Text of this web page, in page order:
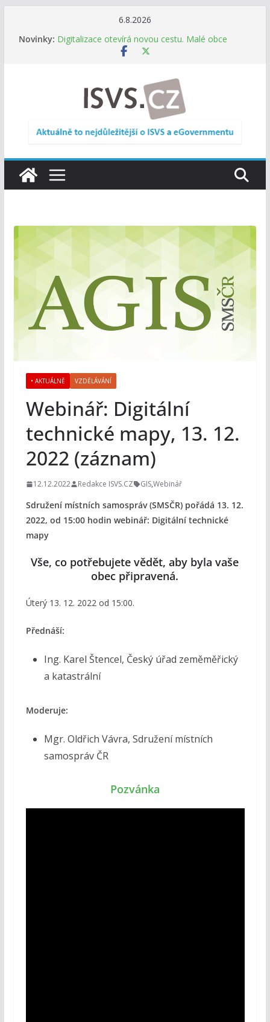
6.8.2026
Novinky: novou mobilní aplikaci
Digitalizace otevírá novou cestu. Malé obce
DIA: Stát poprvé v historii zapojuje širokou
veřejnost do testování digitálních služeb
DIA: Informační systém dlouhodobého řízení
(ISDŘ) je od července v plném provozu
RVIS – Výbor pro architekturu a řízení ICT
zveřejnil materiály z nového jednání
• AKTUÁLNĚ VZDĚLÁVÁNÍ
Webinář: Digitální
technické mapy, 13. 12.
2022 (záznam)
12.12.2022 Redakce ISVS.CZ GIS,Webinář
Sdružení místních samospráv (SMSČR) pořádá 13. 12.
2022, od 15:00 hodin webinář: Digitální technické
mapy
Vše, co potřebujete vědět, aby byla vaše
obec připravená.
Úterý 13. 12. 2022 od 15:00.
Přednáší:
Ing. Karel Štencel, Český úřad zeměměřický
a katastrální
Moderuje:
Mgr. Oldřich Vávra, Sdružení místních
samospráv ČR
Pozvánka